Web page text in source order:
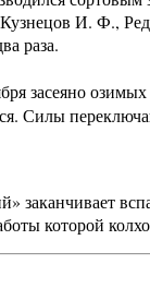
И. Ф.,
раза.
засеяно
Силы
которой